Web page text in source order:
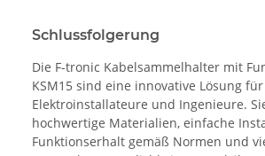
Schlussfolgerung
Die F-tronic Kabelsammelhalter mit
KSM15 sind eine innovative Lösung für
Elektroinstallateure und Ingenieure.
hochwertige Materialien, einfache
Funktionserhalt gemäß Normen und